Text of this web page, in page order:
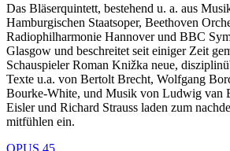
Das Bläserquintett, bestehend u. a. aus
Hamburgischen Staatsoper, Beethoven
Radiophilharmonie Hannover und BBC
Glasgow und beschreitet seit einiger Zeit
Schauspieler Roman Knižka neue,
Texte u.a. von Bertolt Brecht, Wolfgang
Bourke-White, und Musik von Ludwig van
Eisler und Richard Strauss laden zum
mitfühlen ein.
OPUS 45